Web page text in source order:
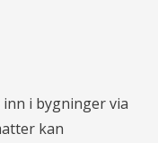
i bygninger via
kan